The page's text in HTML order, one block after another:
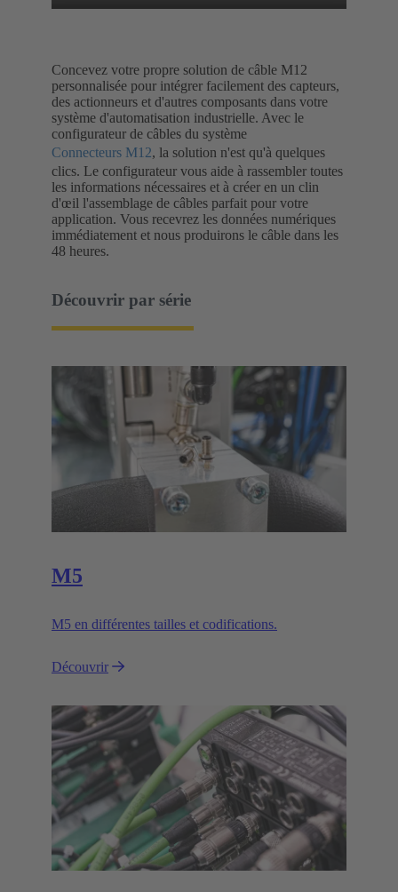
Concevez votre propre solution de câble M12
personnalisée pour intégrer facilement des capteurs,
des actionneurs et d'autres composants dans votre
système d'automatisation industrielle. Avec le
configurateur de câbles du système
Connecteurs M12, la solution n'est qu'à quelques
clics. Le configurateur vous aide à rassembler toutes
les informations nécessaires et à créer en un clin
d'œil l'assemblage de câbles parfait pour votre
application. Vous recevrez les données numériques
immédiatement et nous produirons le câble dans les
48 heures.
Découvrir par série
M5
M5 en différentes tailles et codifications.
Découvrir